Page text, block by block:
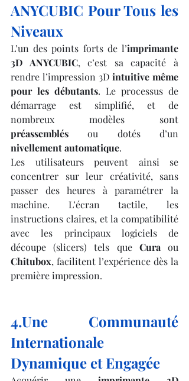
ANYCUBIC Pour Tous les
Niveaux
L’un des points forts de l’imprimante
3D ANYCUBIC, c’est sa capacité à
rendre l’impression 3D intuitive même
pour les débutants. Le processus de
démarrage est simplifié, et de
préassemblés
nivellement automatique.
Les utilisateurs peuvent ainsi se
concentrer sur leur créativité, sans
passer des heures à paramétrer la
machine. L’écran tactile, les
instructions claires, et la compatibilité
avec les principaux logiciels de
découpe (slicers) tels que Cura
Chitubox, facilitent l’expérience dès la
première impression.
4.Une Communauté
Internationale
Dynamique et Engagée